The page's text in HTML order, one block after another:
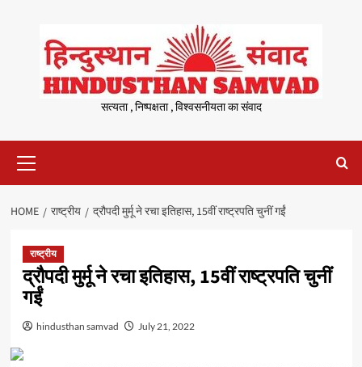
content
सत्यता , निष्पक्षता , विश्वसनीयता का संवाद
Menu
HOME राष्ट्रीय द्रौपदी मुर्मू ने रचा इतिहास, 15वीं राष्ट्रपति चुनीं गईं
राष्ट्रीय
द्रौपदी मुर्मू ने रचा इतिहास, 15वीं राष्ट्रपति चुनीं
गईं
hindusthan samvad July 21, 2022